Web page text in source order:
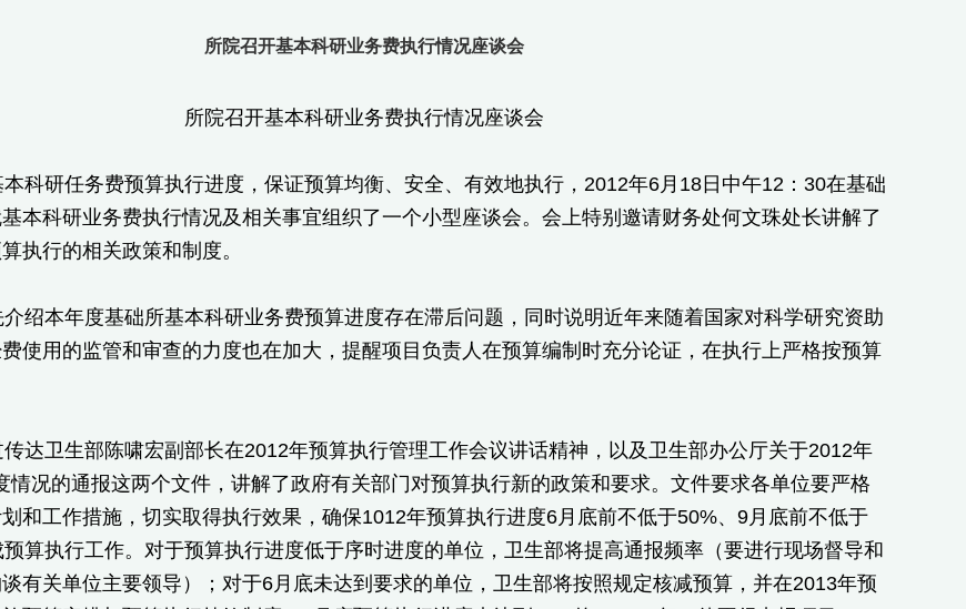
所院召开基本科研业务费执行情况座谈会
所院召开基本科研业务费执行情况座谈会
科研任务费预算执行进度，保证预算均衡、安全、有效地执行，2012年6月18日中午12：30在基础
本科研业务费执行情况及相关事宜组织了一个小型座谈会。会上特别邀请财务处何文珠处长讲解了
执行的相关政策和制度。
绍本年度基础所基本科研业务费预算进度存在滞后问题，同时说明近年来随着国家对科学研究资助
使用的监管和审查的力度也在加大，提醒项目负责人在预算编制时充分论证，在执行上严格按预算
达卫生部陈啸宏副部长在2012年预算执行管理工作会议讲话精神，以及卫生部办公厅关于2012年
情况的通报这两个文件，讲解了政府有关部门对预算执行新的政策和要求。文件要求各单位要严格
和工作措施，切实取得执行效果，确保1012年预算执行进度6月底前不低于50%、9月底前不低于
算执行工作。对于预算执行进度低于序时进度的单位，卫生部将提高通报频率（要进行现场督导和
有关单位主要领导）；对于6月底未达到要求的单位，卫生部将按照规定核减预算，并在2013年预